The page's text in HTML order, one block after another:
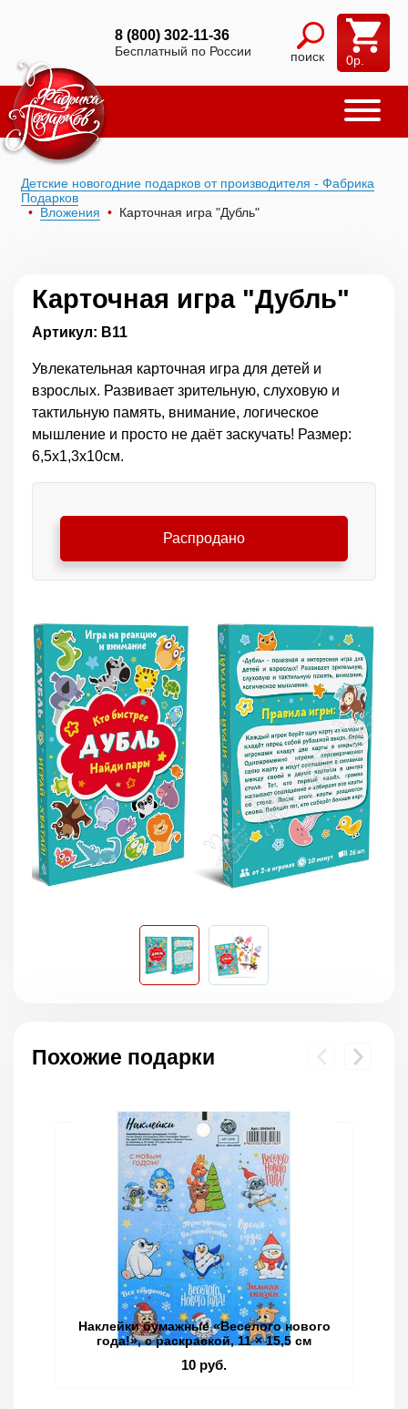
8 (800) 302-11-36
Бесплатный по России поиск 0р.
Детские новогодние подарков от производителя - Фабрика
Подарков
Вложения
Карточная игра "Дубль"
Карточная игра "Дубль"
Артикул: В11
Увлекательная карточная игра для детей и
взрослых. Развивает зрительную, слуховую и
тактильную память, внимание, логическое
мышление и просто не даёт заскучать! Размер:
6,5х1,3х10см.
Распродано
Похожие подарки
Наклейки бумажные «Веселого нового
года!», c раскраской, 11 × 15,5 см
10 руб.